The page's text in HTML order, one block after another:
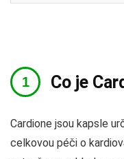
Co je
Cardione jsou kapsle
celkovou péči o